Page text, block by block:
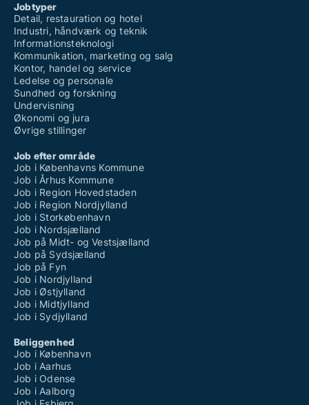
Jobtyper
Detail, restauration og hotel
Industri, håndværk og teknik
Informationsteknologi
Kommunikation, marketing og salg
Kontor, handel og service
Ledelse og personale
Sundhed og forskning
Undervisning
Økonomi og jura
Øvrige stillinger
Job efter område
Job i Københavns Kommune
Job i Århus Kommune
Job i Region Hovedstaden
Job i Region Nordjylland
Job i Storkøbenhavn
Job i Nordsjælland
Job på Midt- og Vestsjælland
Job på Sydsjælland
Job på Fyn
Job i Nordjylland
Job i Østjylland
Job i Midtjylland
Job i Sydjylland
Beliggenhed
Job i København
Job i Aarhus
Job i Odense
Job i Aalborg